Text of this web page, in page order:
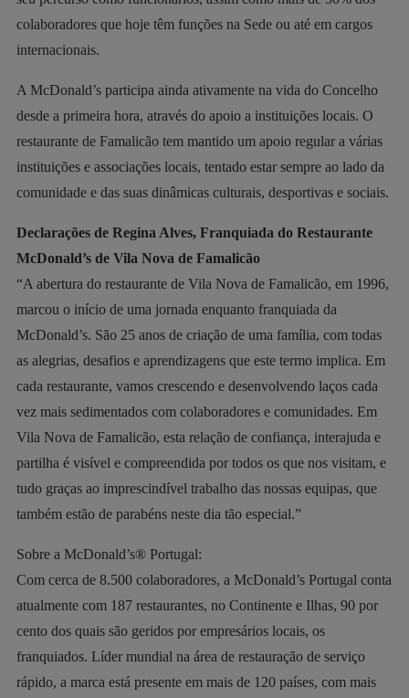
colaboradores que hoje têm funções na Sede ou até em cargos
internacionais.
A McDonald’s participa ainda ativamente na vida do Concelho
desde a primeira hora, através do apoio a instituições locais. O
restaurante de Famalicão tem mantido um apoio regular a várias
instituições e associações locais, tentado estar sempre ao lado da
comunidade e das suas dinâmicas culturais, desportivas e sociais.
Declarações de Regina Alves, Franquiada do Restaurante
McDonald’s de Vila Nova de Famalicão
“A abertura do restaurante de Vila Nova de Famalicão, em 1996,
marcou o início de uma jornada enquanto franquiada da
McDonald’s. São 25 anos de criação de uma família, com todas
as alegrias, desafios e aprendizagens que este termo implica. Em
cada restaurante, vamos crescendo e desenvolvendo laços cada
vez mais sedimentados com colaboradores e comunidades. Em
Vila Nova de Famalicão, esta relação de confiança, interajuda e
partilha é visível e compreendida por todos os que nos visitam, e
tudo graças ao imprescindível trabalho das nossas equipas, que
também estão de parabéns neste dia tão especial.”
Sobre a McDonald’s® Portugal:
Com cerca de 8.500 colaboradores, a McDonald’s Portugal conta
atualmente com 187 restaurantes, no Continente e Ilhas, 90 por
cento dos quais são geridos por empresários locais, os
franquiados. Líder mundial na área de restauração de serviço
rápido, a marca está presente em mais de 120 países, com mais